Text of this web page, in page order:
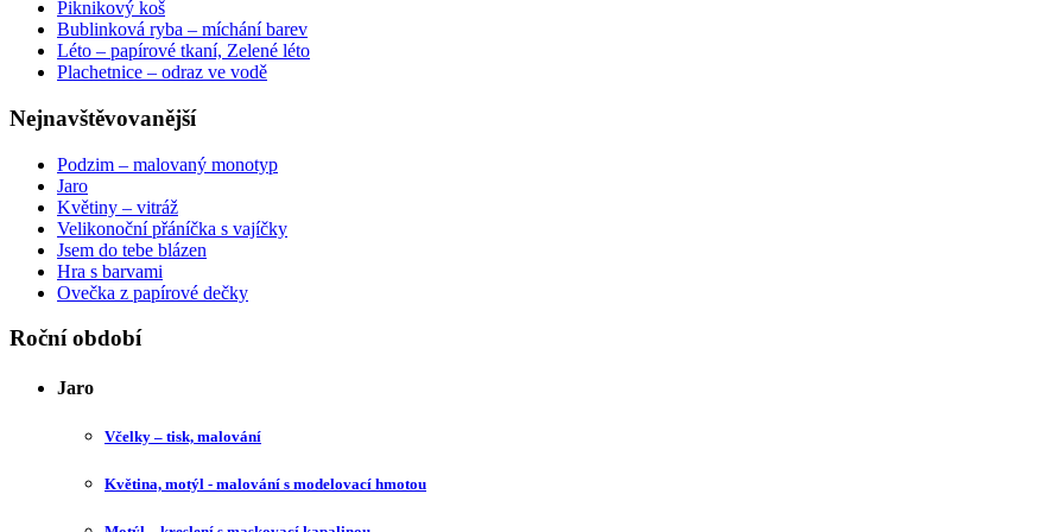
Piknikový koš
Bublinková ryba – míchání barev
Léto – papírové tkaní, Zelené léto
Plachetnice – odraz ve vodě
Nejnavštěvovanější
Podzim – malovaný monotyp
Jaro
Květiny – vitráž
Velikonoční přáníčka s vajíčky
Jsem do tebe blázen
Hra s barvami
Ovečka z papírové dečky
Roční období
Jaro
Včelky – tisk, malování
Květina, motýl - malování s modelovací hmotou